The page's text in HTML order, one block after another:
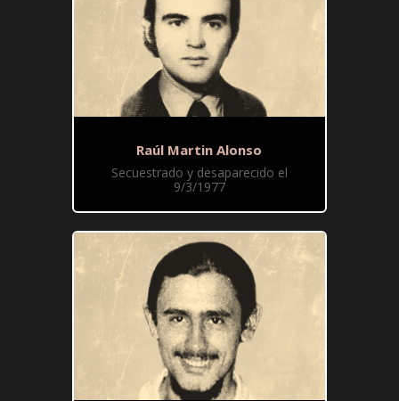
Raúl Martin Alonso
Secuestrado y desaparecido el
9/3/1977